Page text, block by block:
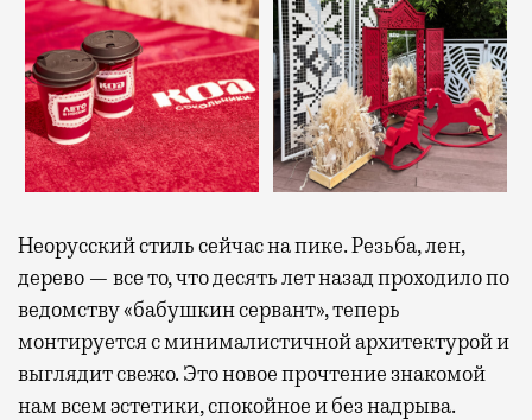
Неорусский стиль сейчас на пике. Резьба, лен,
дерево — все то, что десять лет назад проходило по
ведомству «бабушкин сервант», теперь
монтируется с минималистичной архитектурой и
выглядит свежо. Это новое прочтение знакомой
нам всем эстетики, спокойное и без надрыва.